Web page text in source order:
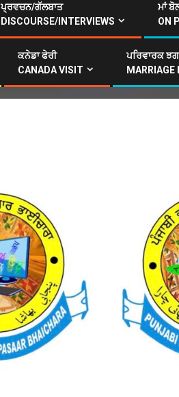
ਪ੍ਰਵਚਨ/ਗੱਲਬਾਤ
DISCOURSE/INTERVIEWS
ਮਾਂ
ON
ਕਨੇਡਾ ਫੇਰੀ
CANADA VISIT
ਪਰਿਵਾਰਕ